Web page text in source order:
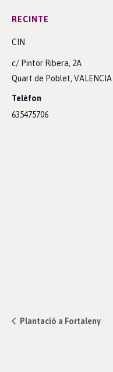
RECINTE
CIN
c/ Pintor Ribera, 2A
Quart de Poblet, VALENCIA
Telèfon
635475706
Plantació a Fortaleny